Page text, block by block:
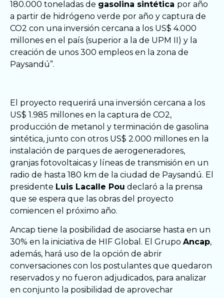
180.000 toneladas de gasolina sintética por año
a partir de hidrógeno verde por año y captura de
CO2 con una inversión cercana a los US$ 4.000
millones en el país (superior a la de UPM II) y la
creación de unos 300 empleos en la zona de
Paysandú”.
El proyecto requerirá una inversión cercana a los
US$ 1.985 millones en la captura de CO2,
producción de metanol y terminación de gasolina
sintética, junto con otros US$ 2.000 millones en la
instalación de parques de aerogeneradores,
granjas fotovoltaicas y líneas de transmisión en un
radio de hasta 180 km de la ciudad de Paysandú. El
presidente Luis Lacalle Pou declaró a la prensa
que se espera que las obras del proyecto
comiencen el próximo año.
Ancap tiene la posibilidad de asociarse hasta en un
30% en la iniciativa de HIF Global. El Grupo Ancap,
además, hará uso de la opción de abrir
conversaciones con los postulantes que quedaron
reservados y no fueron adjudicados, para analizar
en conjunto la posibilidad de aprovechar